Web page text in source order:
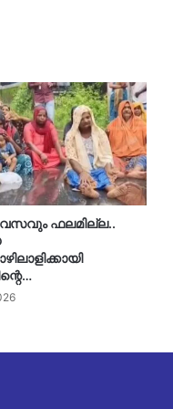
ഫലമില്ല..